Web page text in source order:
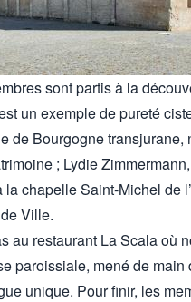
sont partis à la
un exemple de pureté
de Bourgogne
; Lydie
la chapelle Saint-Michel
Ville.
au restaurant La Scala où
paroissiale, mené de
unique. Pour finir, les